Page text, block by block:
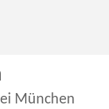
München